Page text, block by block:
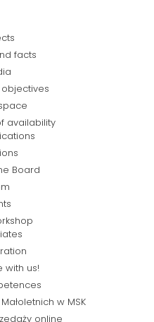
facts
availability
Board
with us!
w MSK
online